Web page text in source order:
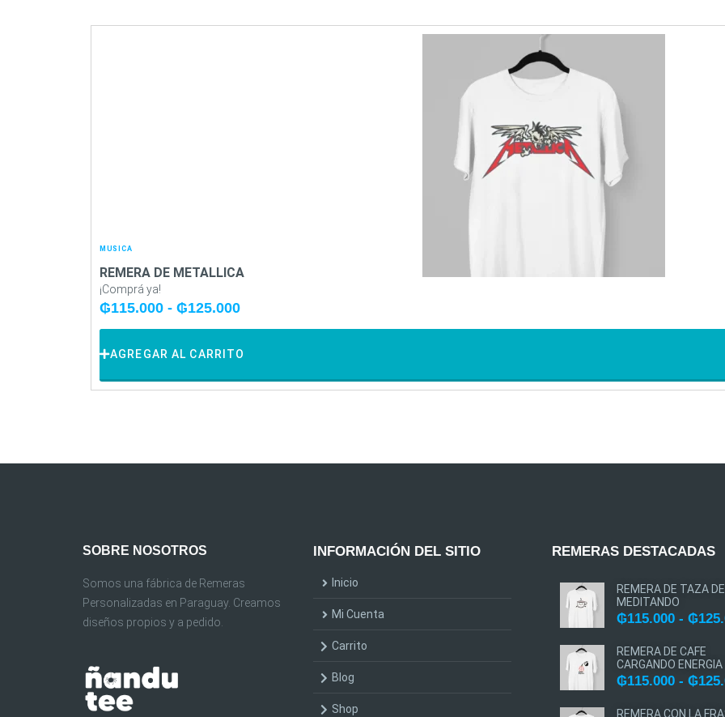
MUSICA
REMERA DE METALLICA
¡Comprá ya!
₲115.000 - ₲125.000
AGREGAR AL CARRITO
SOBRE NOSOTROS
Somos una fábrica de Remeras
Personalizadas en Paraguay. Creamos
diseños propios y a pedido.
INFORMACIÓN DEL SITIO
Inicio
Mi Cuenta
Carrito
Blog
Shop
REMERAS DESTACADAS
REMERA DE TAZA
MEDITANDO
₲115.000 - ₲
REMERA DE CAFE
CARGANDO ENERGIA
₲115.000 - ₲
REMERA CON LA